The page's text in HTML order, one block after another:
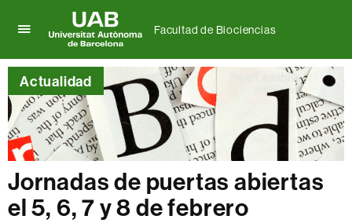
aquí
para
desplegar
el
menú
de
Facultad
Biociencias
Universitat
Autònoma
de
Barcelona
Facultad de Biociencias
Actualidad
Jornadas de puertas abiertas
el 5, 6, 7 y 8 de febrero